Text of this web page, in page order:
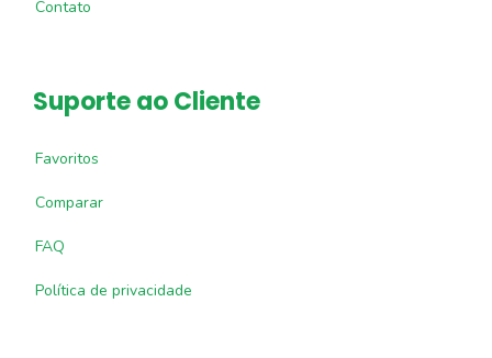
Contato
Suporte ao Cliente
Favoritos
Comparar
FAQ
Política de privacidade